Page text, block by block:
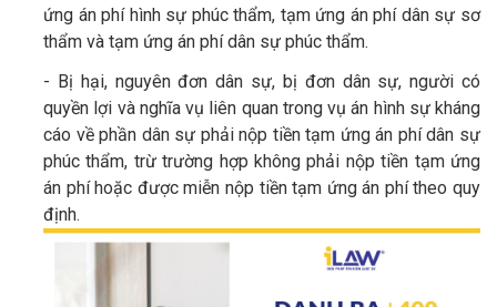
ứng án phí hình sự phúc thẩm, tạm ứng án phí dân sự sơ
thẩm và tạm ứng án phí dân sự phúc thẩm.
- Bị hại, nguyên đơn dân sự, bị đơn dân sự, người có
quyền lợi và nghĩa vụ liên quan trong vụ án hình sự kháng
cáo về phần dân sự phải nộp tiền tạm ứng án phí dân sự
phúc thẩm, trừ trường hợp không phải nộp tiền tạm ứng
án phí hoặc được miễn nộp tiền tạm ứng án phí theo quy
định.